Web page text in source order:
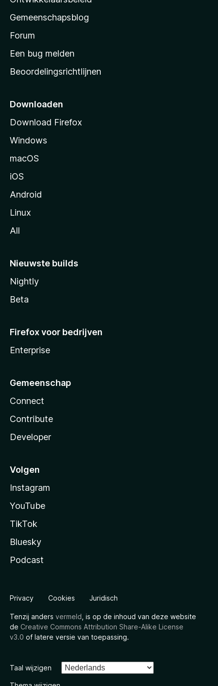
s
s
t
r
p
g
i
Gemeenschapsblog
Forum
Een bug melden
Beoordelingsrichtlijnen
Downloaden
Download Firefox
Windows
macOS
iOS
Android
Linux
All
Nieuwste builds
Nightly
Beta
Firefox voor bedrijven
Enterprise
Gemeenschap
Connect
Contribute
Developer
Volgen
Instagram
YouTube
TikTok
Bluesky
Podcast
Privacy Cookies Juridisch
Tenzij anders vermeld , is op de inhoud van deze website
de Creative Commons Attribution Share-Alike License
v3.0 of latere versie van toepassing.
Taal wijzigen